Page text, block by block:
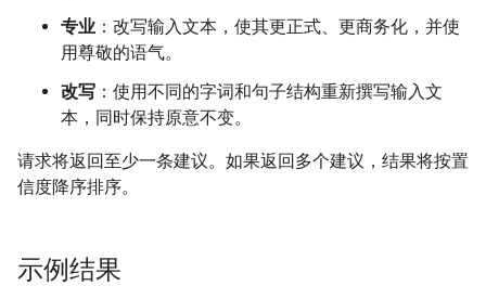
专业 ：改写输入文本，使其更正式、更商务化，并使
用尊敬的语气。
改写 ：使用不同的字词和句子结构重新撰写输入文
本，同时保持原意不变。
请求将返回至少一条建议。如果返回多个建议，结果将按置
信度降序排序。
示例结果